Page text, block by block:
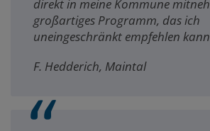
direkt in meine Kommune
großartiges Programm, das ich
uneingeschränkt empfehlen
F. Hedderich, Maintal